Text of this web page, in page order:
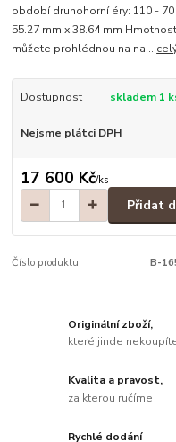
období druhohorní éry: 110 -
55.27 mm x 38.64 mm
můžete prohlédnou na na...
Dostupnost skladem 1
Nejsme plátci DPH
17 600 Kč/ks
Přidat
Číslo produktu: B-
Originální zboží,
které jinde
Kvalita a pravost,
za kterou ručíme
Rychlé dodání